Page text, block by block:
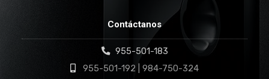
Contáctanos
955-501-183
955-501-192 | 984-750-324